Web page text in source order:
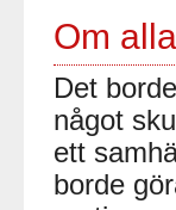
Om
Det
något
ett
borde